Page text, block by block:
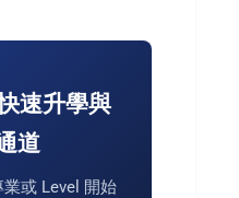
速升學與
道
或 Level 開始